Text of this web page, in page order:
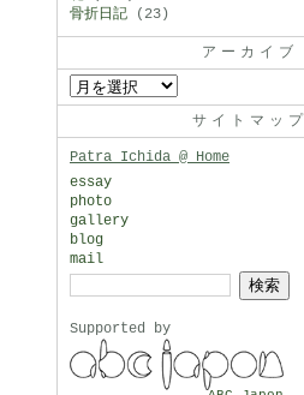
骨折日記 (23)
アーカイブ
イ
サイトマップ
Patra Ichida @ Home
essay
photo
gallery
blog
mail
Supported by